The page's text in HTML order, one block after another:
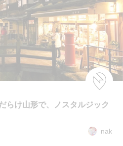
らけ山形で、ノスタルジック
nak